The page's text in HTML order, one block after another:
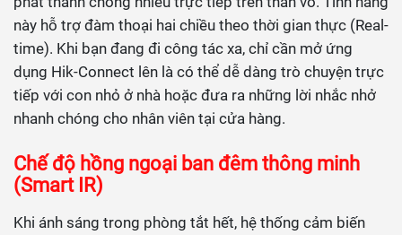
này hỗ trợ đàm thoại hai chiều theo thời gian thực (Real-
time). Khi bạn đang đi công tác xa, chỉ cần mở ứng
dụng Hik-Connect lên là có thể dễ dàng trò chuyện trực
tiếp với con nhỏ ở nhà hoặc đưa ra những lời nhắc nhở
nhanh chóng cho nhân viên tại cửa hàng.
Chế độ hồng ngoại ban đêm thông minh
(Smart IR)
Khi ánh sáng trong phòng tắt hết, hệ thống cảm biến